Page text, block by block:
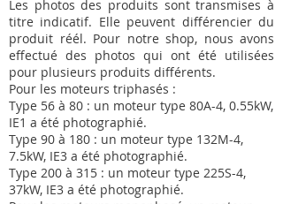
Les photos des produits sont transmises à
titre indicatif. Elle peuvent différencier du
produit réél. Pour notre shop, nous avons
effectué des photos qui ont été utilisées
pour plusieurs produits différents.
Pour les moteurs triphasés :
Type 56 à 80 : un moteur type 80A-4, 0.55kW,
IE1 a été photographié.
Type 90 à 180 : un moteur type 132M-4,
7.5kW, IE3 a été photographié.
Type 200 à 315 : un moteur type 225S-4,
37kW, IE3 a été photographié.